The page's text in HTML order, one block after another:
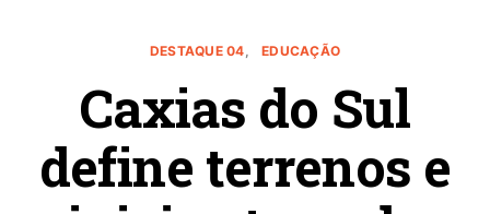
DESTAQUE 04 EDUCAÇÃO
Caxias do Sul
define terrenos e